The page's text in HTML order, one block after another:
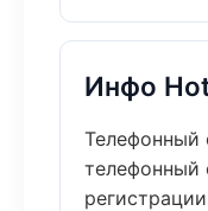
Инфо
Телефонный
телефонный